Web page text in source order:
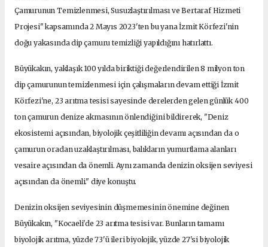
Çamurunun Temizlenmesi, Susuzlaştırılması ve Bertaraf Hizmeti
Projesi" kapsamında 2 Mayıs 2023'ten bu yana İzmit Körfezi'nin
doğu yakasında dip çamuru temizliği yapıldığını hatırlattı.
Büyükakın, yaklaşık 100 yılda biriktiği değerlendirilen 8 milyon ton
dip çamurunun temizlenmesi için çalışmaların devam ettiği İzmit
Körfezi'ne, 23 arıtma tesisi sayesinde derelerden gelen günlük 400
ton çamurun denize akmasının önlendiğini bildirerek, "Deniz
ekosistemi açısından, biyolojik çeşitliliğin devamı açısından da o
çamurun oradan uzaklaştırılması, balıkların yumurtlama alanları
vesaire açısından da önemli. Aynı zamanda denizin oksijen seviyesi
açısından da önemli." diye konuştu.
Denizin oksijen seviyesinin düşmemesinin önemine değinen
Büyükakın, "Kocaeli'de 23 arıtma tesisi var. Bunların tamamı
biyolojik arıtma, yüzde 73'ü ileri biyolojik, yüzde 27'si biyolojik